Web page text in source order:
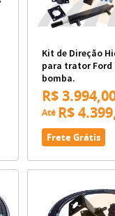
Kit de Direção
para trator Ford
bomba.
R$
Até R$
Frete Grátis